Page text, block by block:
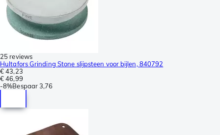
25 reviews
Hultafors Grinding Stone slijpsteen voor bijlen, 840792
€ 43,23
€ 46,99
-8%Bespaar3,76